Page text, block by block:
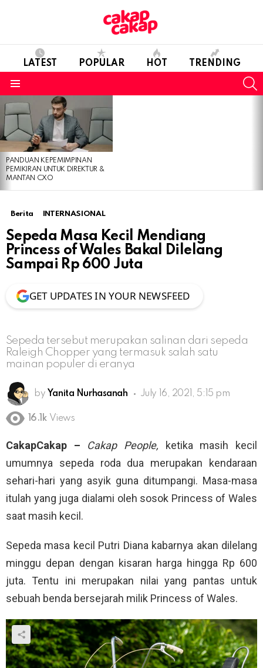
LATEST POPULAR HOT TRENDING
LATEST
STORIES
PANDUAN KEPEMIMPINAN
PEMIKIRAN UNTUK DIREKTUR &
MANTAN CXO
Berita INTERNASIONAL
Sepeda Masa Kecil Mendiang
Princess of Wales Bakal Dilelang
Sampai Rp 600 Juta
GET UPDATES IN YOUR NEWSFEED
Sepeda tersebut merupakan salinan dari sepeda
Raleigh Chopper yang termasuk salah satu
mainan populer di eranya
by Yanita Nurhasanah July 16, 2021, 5:15 pm
16.1k Views
CakapCakap – Cakap People,
ketika masih kecil
umumnya sepeda roda dua merupakan kendaraan
sehari-hari yang asyik guna ditumpangi. Masa-masa
itulah yang juga dialami oleh sosok Princess of Wales
saat masih kecil.
Sepeda masa kecil Putri Diana kabarnya akan dilelang
minggu depan dengan kisaran harga hingga Rp 600
juta. Tentu ini merupakan nilai yang pantas untuk
sebuah benda bersejarah milik Princess of Wales.